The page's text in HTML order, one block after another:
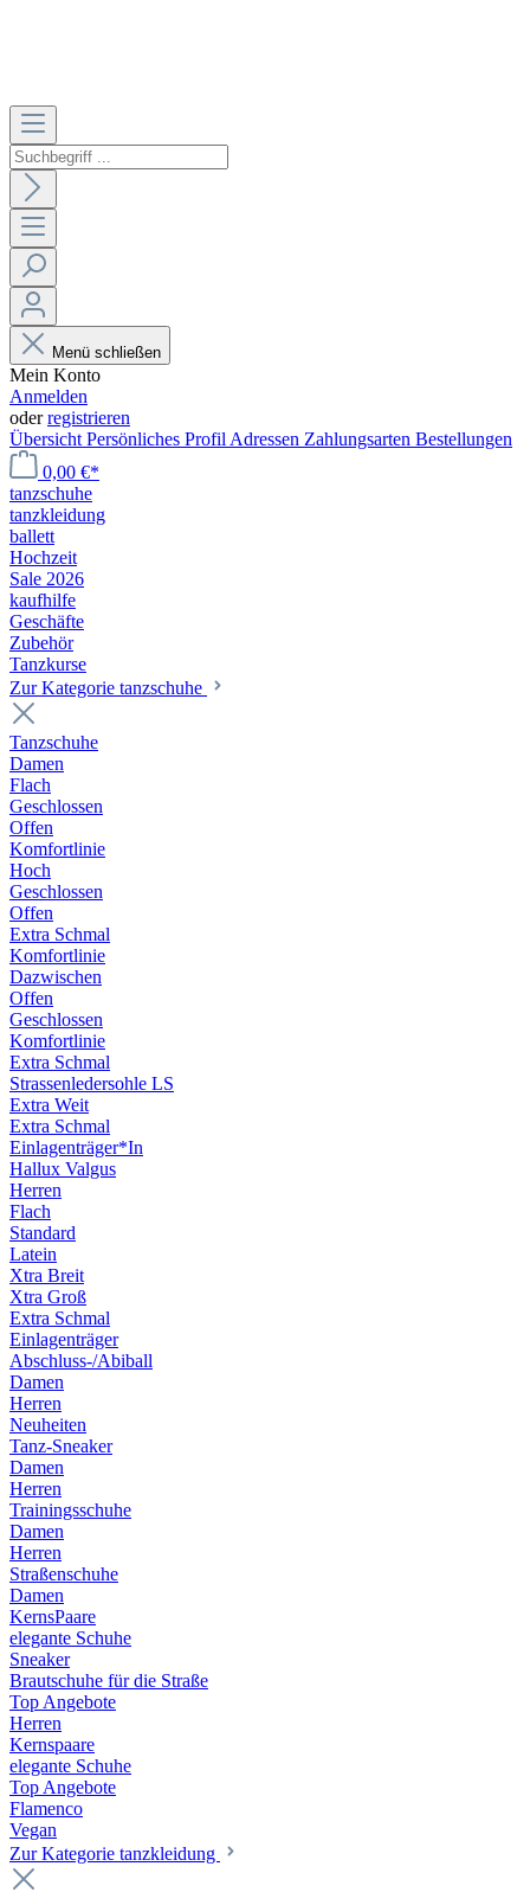
Menü schließen
Mein Konto
Anmelden
oderregistrieren
Übersicht Persönliches Profil Adressen Zahlungsarten Bestellungen
0,00 €*
tanzschuhe
tanzkleidung
ballett
Hochzeit
Sale 2026
kaufhilfe
Geschäfte
Zubehör
Tanzkurse
Zur Kategorie tanzschuhe
Tanzschuhe
Damen
Flach
Geschlossen
Offen
Komfortlinie
Hoch
Geschlossen
Offen
Extra Schmal
Komfortlinie
Dazwischen
Offen
Geschlossen
Komfortlinie
Extra Schmal
Strassenledersohle LS
Extra Weit
Extra Schmal
Einlagenträger*In
Hallux Valgus
Herren
Flach
Standard
Latein
Xtra Breit
Xtra Groß
Extra Schmal
Einlagenträger
Abschluss-/Abiball
Damen
Herren
Neuheiten
Tanz-Sneaker
Damen
Herren
Trainingsschuhe
Damen
Herren
Straßenschuhe
Damen
KernsPaare
elegante Schuhe
Sneaker
Brautschuhe für die Straße
Top Angebote
Herren
Kernspaare
elegante Schuhe
Top Angebote
Flamenco
Vegan
Zur Kategorie tanzkleidung